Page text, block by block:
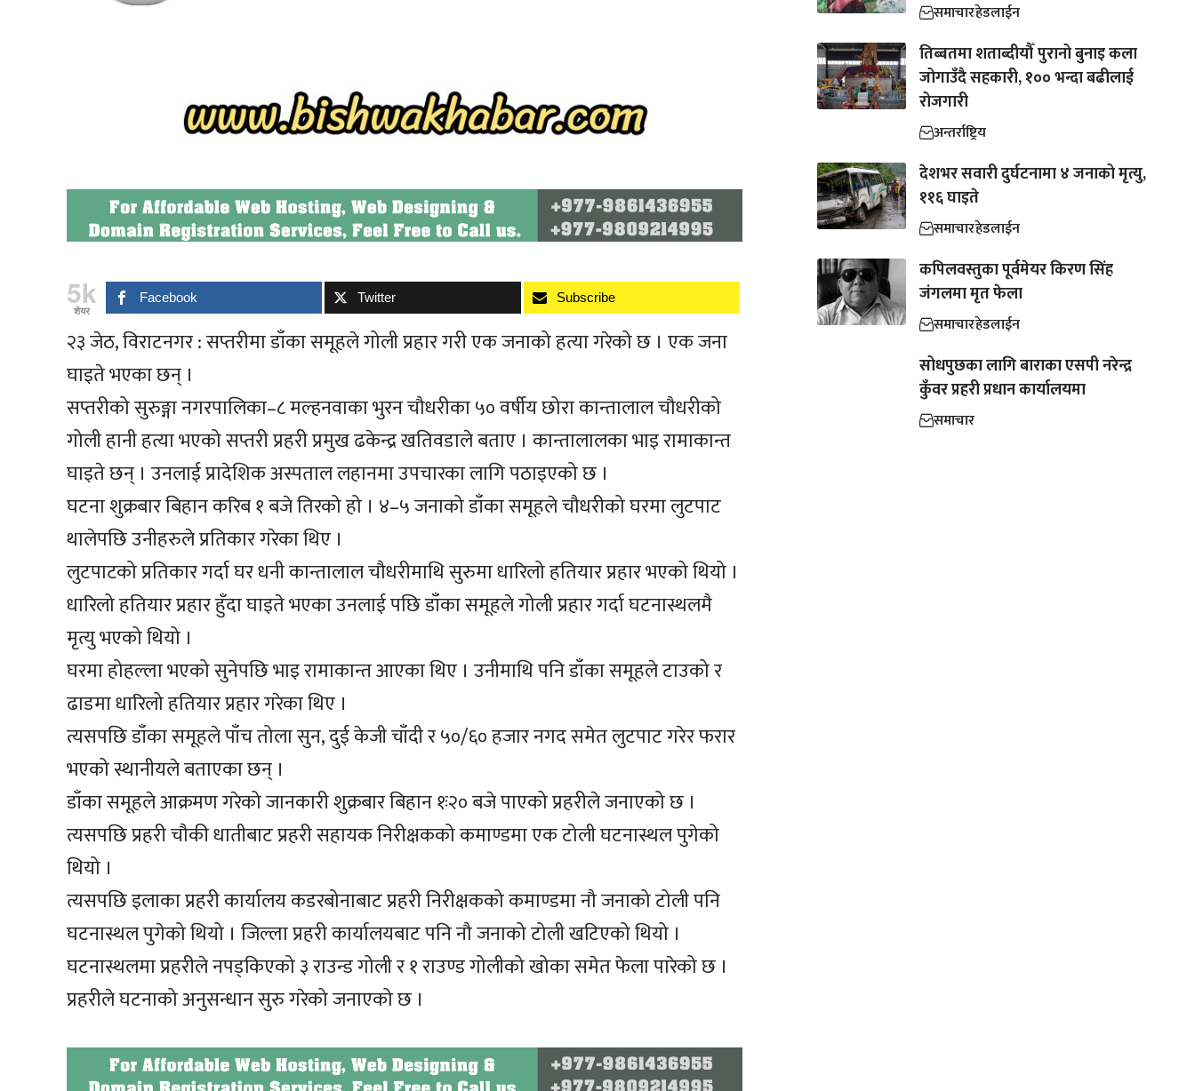
5k
शेयर
Facebook Twitter Subscribe
२३ जेठ, विराटनगर : सप्तरीमा डाँका समूहले गोली प्रहार गरी एक जनाको हत्या गरेको छ । एक जना
घाइते भएका छन् ।
सप्तरीको सुरुङ्गा नगरपालिका–८ मल्हनवाका भुरन चौधरीका ५० वर्षीय छोरा कान्तालाल चौधरीको
गोली हानी हत्या भएको सप्तरी प्रहरी प्रमुख ढकेन्द्र खतिवडाले बताए । कान्तालालका भाइ रामाकान्त
घाइते छन् । उनलाई प्रादेशिक अस्पताल लहानमा उपचारका लागि पठाइएको छ ।
घटना शुक्रबार बिहान करिब १ बजे तिरको हो । ४–५ जनाको डाँका समूहले चौधरीको घरमा लुटपाट
थालेपछि उनीहरुले प्रतिकार गरेका थिए ।
लुटपाटको प्रतिकार गर्दा घर धनी कान्तालाल चौधरीमाथि सुरुमा धारिलो हतियार प्रहार भएको थियो ।
धारिलो हतियार प्रहार हुँदा घाइते भएका उनलाई पछि डाँका समूहले गोली प्रहार गर्दा घटनास्थलमै
मृत्यु भएको थियो ।
घरमा होहल्ला भएको सुनेपछि भाइ रामाकान्त आएका थिए । उनीमाथि पनि डाँका समूहले टाउको र
ढाडमा धारिलो हतियार प्रहार गरेका थिए ।
त्यसपछि डाँका समूहले पाँच तोला सुन, दुई केजी चाँदी र ५०/६० हजार नगद समेत लुटपाट गरेर फरार
भएको स्थानीयले बताएका छन् ।
डाँका समूहले आक्रमण गरेको जानकारी शुक्रबार बिहान १ः२० बजे पाएको प्रहरीले जनाएको छ ।
त्यसपछि प्रहरी चौकी धातीबाट प्रहरी सहायक निरीक्षकको कमाण्डमा एक टोली घटनास्थल पुगेको
थियो ।
त्यसपछि इलाका प्रहरी कार्यालय कडरबोनाबाट प्रहरी निरीक्षकको कमाण्डमा नौ जनाको टोली पनि
घटनास्थल पुगेको थियो । जिल्ला प्रहरी कार्यालयबाट पनि नौ जनाको टोली खटिएको थियो ।
घटनास्थलमा प्रहरीले नपड्किएको ३ राउन्ड गोली र १ राउण्ड गोलीको खोका समेत फेला पारेको छ ।
प्रहरीले घटनाको अनुसन्धान सुरु गरेको जनाएको छ ।
समाचारहेडलाईन
तिब्बतमा शताब्दीयौँ पुरानो बुनाइ कला
जोगाउँदै सहकारी, १०० भन्दा बढीलाई
रोजगारी
अन्तर्राष्ट्रिय
देशभर सवारी दुर्घटनामा ४ जनाको मृत्यु,
११६ घाइते
समाचारहेडलाईन
कपिलवस्तुका पूर्वमेयर किरण सिंह
जंगलमा मृत फेला
समाचारहेडलाईन
सोधपुछका लागि बाराका एसपी नरेन्द्र
कुँवर प्रहरी प्रधान कार्यालयमा
समाचार